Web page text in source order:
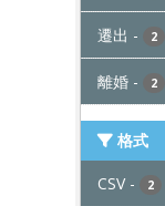
遷出 - 2
離婚 - 2
格式
CSV - 2